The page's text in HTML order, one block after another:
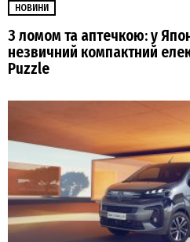
НОВИНИ
З ломом та аптечкою: у
незвичний компактний
Puzzle